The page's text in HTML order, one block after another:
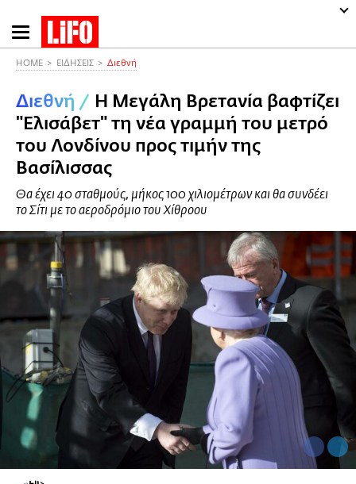
Παράκαμψη
προς
περιεχόμενο
HOME ΕΙΔΗΣΕΙΣ Διεθνή
Διεθνή / Η Μεγάλη Βρετανία βαφτίζει
"Ελισάβετ" τη νέα γραμμή του μετρό
του Λονδίνου προς τιμήν της
Βασίλισσας
Θα έχει 40 σταθμούς, μήκος 100 χιλιομέτρων και θα συνδέει
το Σίτι με το αεροδρόμιο του Χίθροου